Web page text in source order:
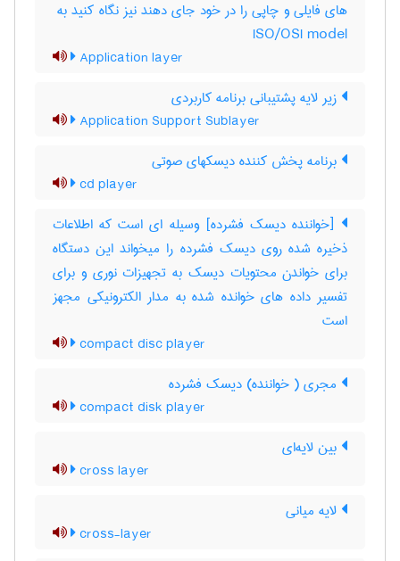
ISO/OSI model
Application layer
زیر لایه پشتیبانی برنامه کاربردی
Application Support Sublayer
برنامه پخش کننده دیسکهای صوتی
cd player
[خواننده دیسک فشرده] وسیله ای است که اطلاعات
ذخیره شده روی دیسک فشرده را میخواند این دستگاه
برای خواندن محتویات دیسک به تجهیزات نوری و برای
تفسیر داده های خوانده شده به مدار الکترونیکی مجهز
است
compact disc player
مجری ( خواننده) دیسک فشرده
compact disk player
بین لایه‌ای
cross layer
لایه میانی
cross-layer